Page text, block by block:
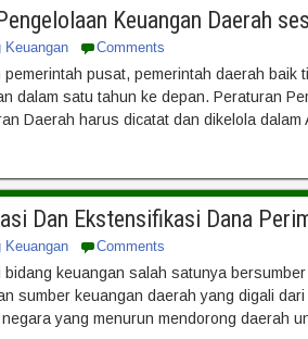
Keuangan Daerah
Keuangan Comments
pusat, pemerintah daerah
dalam satu tahun ke depan. Peraturan
Daerah harus dicatat dan dikelola
Dan Ekstensifikasi Dana
Keuangan Comments
keuangan salah satunya
sumber keuangan daerah yang digali
yang menurun mendorong daerah